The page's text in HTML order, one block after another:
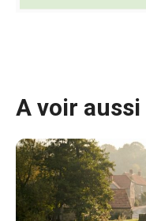
A voir aussi